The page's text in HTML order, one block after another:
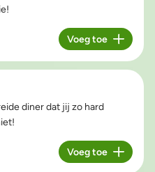
Aantal
Voeg toe
diner dat jij zo hard
Aantal
Voeg toe